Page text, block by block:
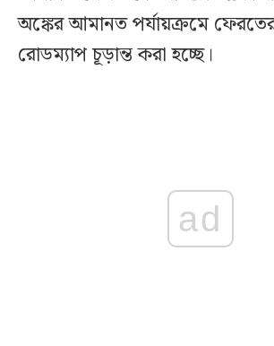
অঙ্কের আমানত পর্যায়ক্রমে
রোডম্যাপ চূড়ান্ত করা হচ্ছে।
ad